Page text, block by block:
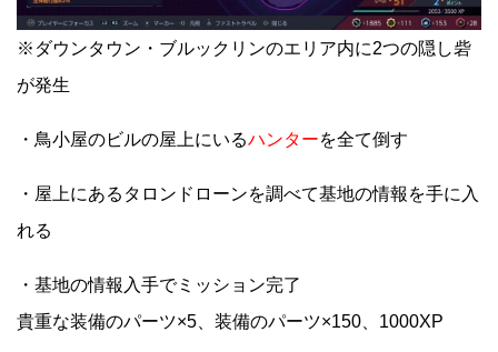
※ダウンタウン・ブルックリンのエリア内に2つの隠し砦
が発生
・鳥小屋のビルの屋上にいるハンターを全て倒す
・屋上にあるタロンドローンを調べて基地の情報を手に入
れる
・基地の情報入手でミッション完了
貴重な装備のパーツ×5、装備のパーツ×150、1000XP